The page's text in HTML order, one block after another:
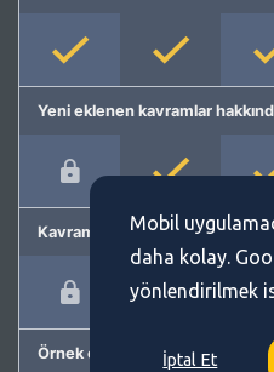
Yeni eklenen kavramlar
Kavram önerme
Örnek cümleler
Mobil
daha kolay.
yönlendirilmek
İptal Et